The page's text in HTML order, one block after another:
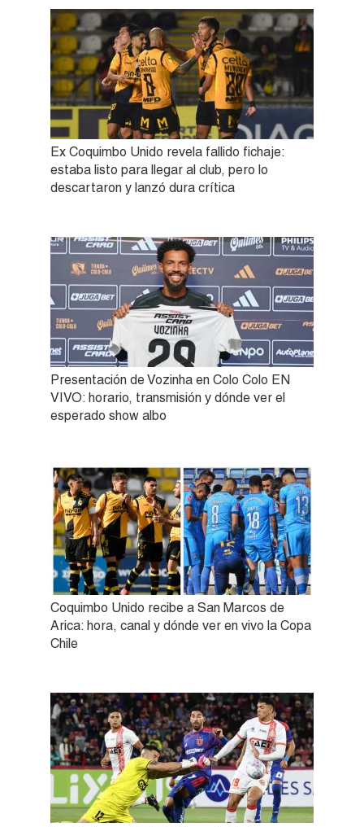
Ex Coquimbo Unido revela fallido fichaje:
estaba listo para llegar al club, pero lo
descartaron y lanzó dura crítica
Presentación de Vozinha en Colo Colo EN
VIVO: horario, transmisión y dónde ver el
esperado show albo
Coquimbo Unido recibe a San Marcos de
Arica: hora, canal y dónde ver en vivo la Copa
Chile